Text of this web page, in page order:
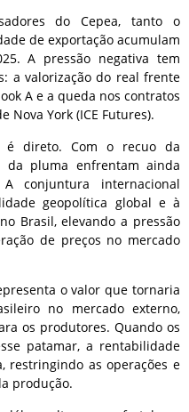
do Cepea, tanto o
de exportação acumulam
A pressão negativa tem
a valorização do real frente
A e a queda nos contratos
Nova York (ICE Futures).
é direto. Com o recuo da
da pluma enfrentam ainda
conjuntura internacional
geopolítica global e à
Brasil, elevando a pressão
de preços no mercado
o valor que tornaria
no mercado externo,
os produtores. Quando os
patamar, a rentabilidade
restringindo as operações e
produção.